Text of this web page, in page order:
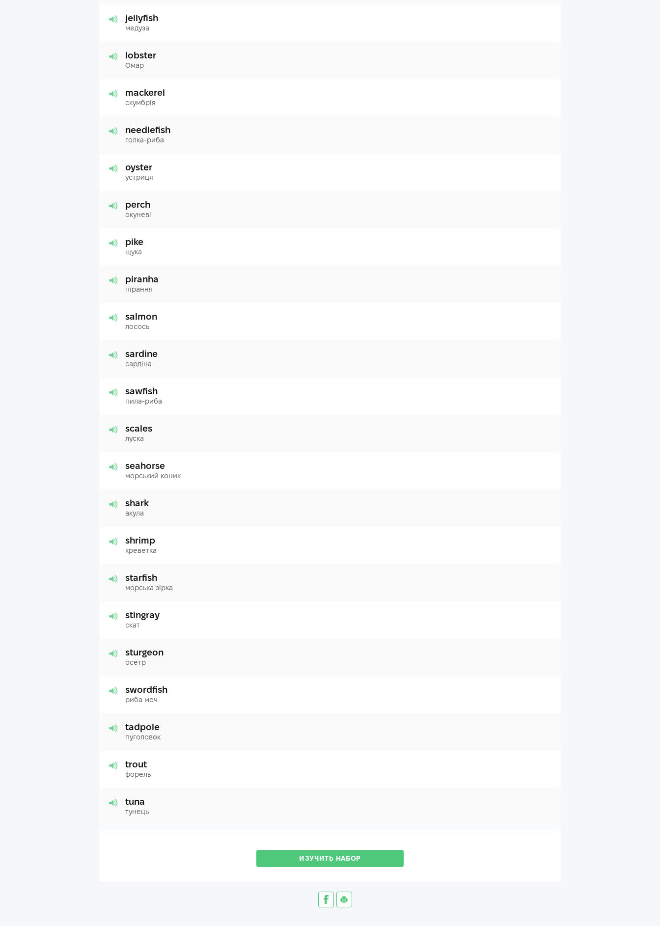
jellyfish
медуза
lobster
Омар
mackerel
скумбрія
needlefish
голка-риба
oyster
устриця
perch
окуневі
pike
щука
piranha
пірання
salmon
лосось
sardine
сардіна
sawfish
пила-риба
scales
луска
seahorse
морський коник
shark
акула
shrimp
креветка
starfish
морська зірка
stingray
скат
sturgeon
осетр
swordfish
риба меч
tadpole
пуголовок
trout
форель
tuna
тунець
ИЗУЧИТЬ НАБОР